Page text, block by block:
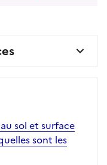
sol et surface
sont les